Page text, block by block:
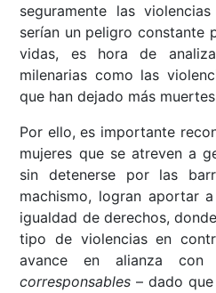
seguramente las
serían un peligro constante
vidas, es hora de
milenarias como las
que han dejado más
Por ello, es importante
mujeres que se atreven a
sin detenerse por las
machismo, logran aportar
igualdad de derechos,
tipo de violencias en
avance en alianza
corresponsables – dado